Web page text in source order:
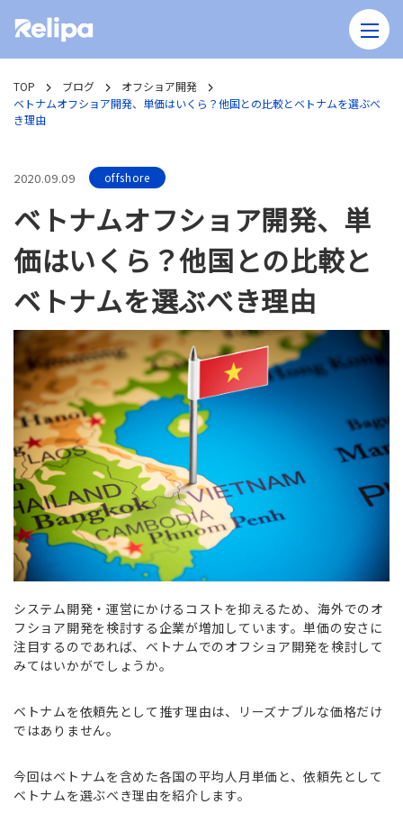
TOP ブログ
オフショア開発
ベトナムオフショア開発、単価はいくら？他国との比較とベトナムを選ぶべ
き理由
2020.09.09 offshore
ベトナムオフショア開発、単
価はいくら？他国との比較と
ベトナムを選ぶべき理由
システム開発・運営にかけるコストを抑えるため、海外でのオ
フショア開発を検討する企業が増加しています。単価の安さに
注目するのであれば、ベトナムでのオフショア開発を検討して
みてはいかがでしょうか。
ベトナムを依頼先として推す理由は、リーズナブルな価格だけ
ではありません。
今回はベトナムを含めた各国の平均人月単価と、依頼先として
ベトナムを選ぶべき理由を紹介します。